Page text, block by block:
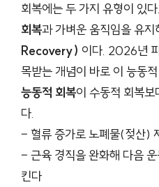
회복에는 두 가지 유형이 있
회복과 가벼운 움직임을 유지
Recovery) 이다. 2026년
목받는 개념이 바로 이 능동
능동적 회복이 수동적 회복
다.
– 혈류 증가로 노폐물(젖산)
– 근육 경직을 완화해 다음
킨다